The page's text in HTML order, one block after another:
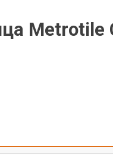
Metrotile